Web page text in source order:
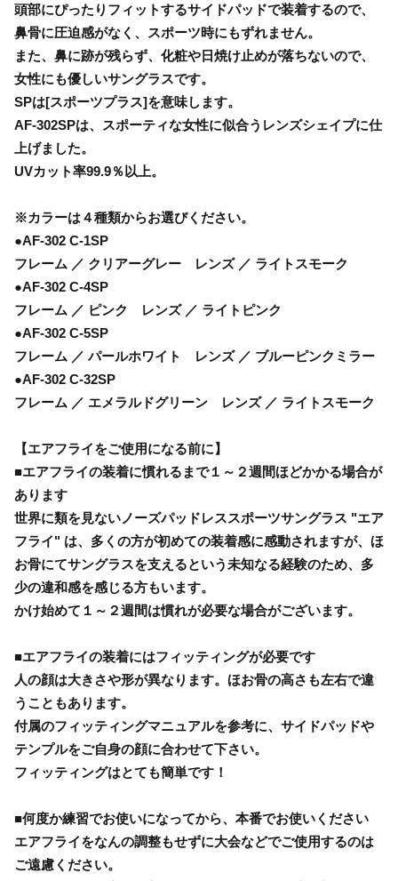
頭部にぴったりフィットするサイドパッドで装着するので、
鼻骨に圧迫感がなく、スポーツ時にもずれません。
また、鼻に跡が残らず、化粧や日焼け止めが落ちないので、
女性にも優しいサングラスです。
SPは[スポーツプラス]を意味します。
AF-302SPは、スポーティな女性に似合うレンズシェイプに仕
上げました。
UVカット率99.9％以上。
※カラーは４種類からお選びください。
●AF-302 C-1SP
フレーム ／ クリアーグレー レンズ ／ ライトスモーク
●AF-302 C-4SP
フレーム ／ ピンク レンズ ／ ライトピンク
●AF-302 C-5SP
フレーム ／ パールホワイト レンズ ／ ブルーピンクミラー
●AF-302 C-32SP
フレーム ／ エメラルドグリーン レンズ ／ ライトスモーク
【エアフライをご使用になる前に】
■エアフライの装着に慣れるまで１～２週間ほどかかる場合が
あります
世界に類を見ないノーズパッドレススポーツサングラス "エア
フライ" は、多くの方が初めての装着感に感動されますが、ほ
お骨にてサングラスを支えるという未知なる経験のため、多
少の違和感を感じる方もいます。
かけ始めて１～２週間は慣れが必要な場合がございます。
■エアフライの装着にはフィッティングが必要です
人の顔は大きさや形が異なります。ほお骨の高さも左右で違
うこともあります。
付属のフィッティングマニュアルを参考に、サイドパッドや
テンプルをご自身の顔に合わせて下さい。
フィッティングはとても簡単です！
■何度か練習でお使いになってから、本番でお使いください
エアフライをなんの調整もせずに大会などでご使用するのは
ご遠慮ください。